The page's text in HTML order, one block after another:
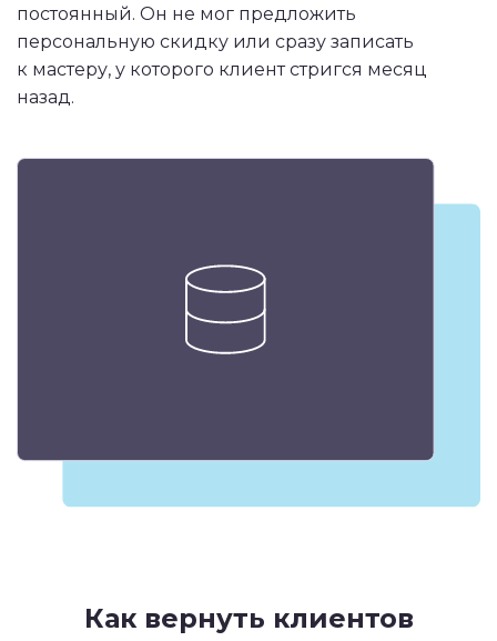
постоянный. Он не мог предложить
персональную скидку или сразу записать
к мастеру, у которого клиент стригся месяц
назад.
Как вернуть клиентов